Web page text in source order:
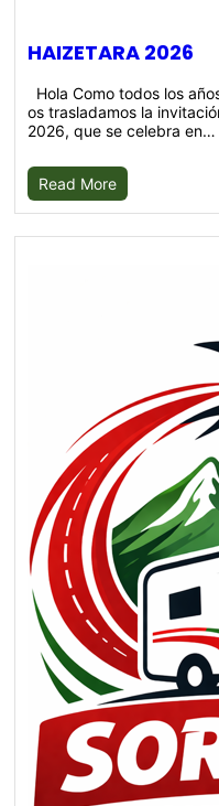
HAIZETARA 2026
Hola Como todos los
os trasladamos la
2026, que se celebra en…
Read More